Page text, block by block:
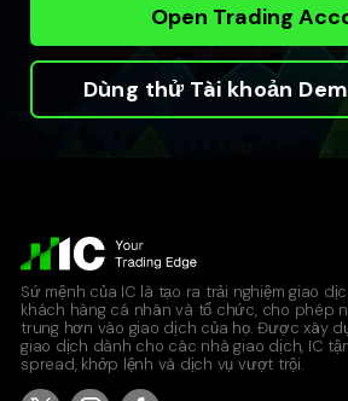
Open Trading
Dùng thử Tài khoản
Sứ mệnh của IC là tạo ra trải nghiệm giao
khách hàng cá nhân và tổ chức, cho phép
trung hơn vào giao dịch của họ. Được xây
giao dịch dành cho các nhà giao dịch, IC
spread, khớp lệnh và dịch vụ vượt trội.